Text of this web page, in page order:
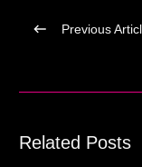
Previous
Related Posts